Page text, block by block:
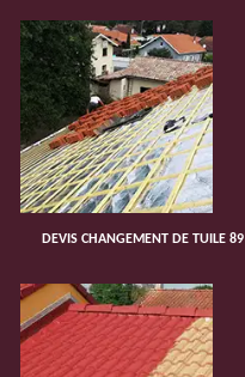
DEVIS CHANGEMENT DE TUILE 89